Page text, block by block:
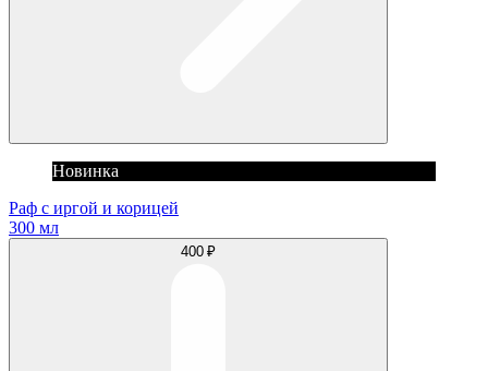
Новинка
Раф с иргой и корицей
300 мл
400 ₽